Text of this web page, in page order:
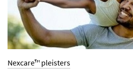
Nexcare™ pleisters